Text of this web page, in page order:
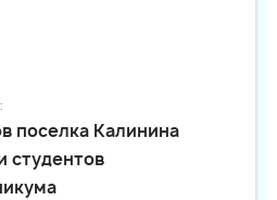
поселка Калинина
студентов